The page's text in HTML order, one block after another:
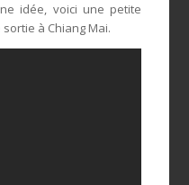
idée, voici une petite
à Chiang Mai.